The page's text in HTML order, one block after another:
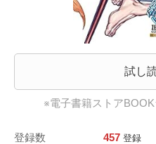
試し
※電子書籍ストア
登録数 457 登録